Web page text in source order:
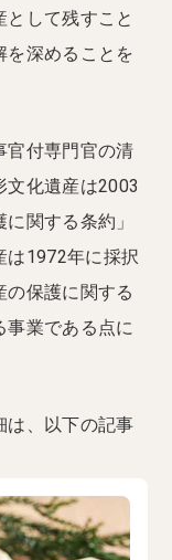
して残すこと
を深めることを
官付専門官の清
文化遺産は2003
関する条約」
は1972年に採択
の保護に関する
業である点に
は、以下の記事